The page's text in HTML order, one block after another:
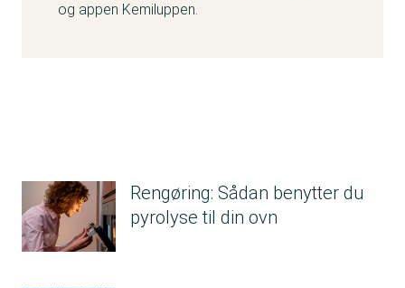
og appen Kemiluppen.
Rengøring: Sådan benytter du
pyrolyse til din ovn